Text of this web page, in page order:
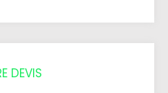
DEVIS